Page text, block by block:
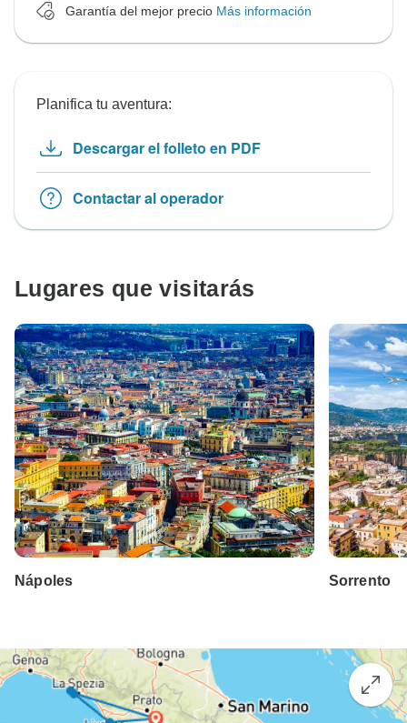
Garantía del mejor precio Más información
Planifica tu aventura:
Descargar el folleto en PDF
Contactar al operador
Lugares que visitarás
Nápoles Sorrento